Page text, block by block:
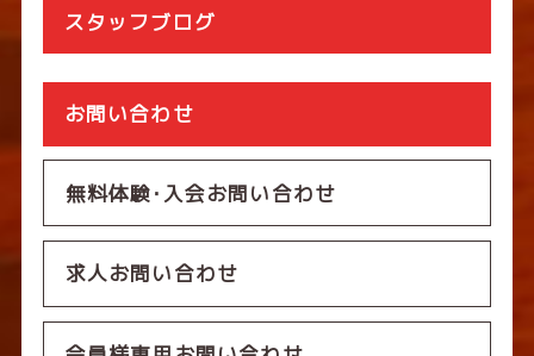
スタッフブログ
お問い合わせ
無料体験･入会お問い合わせ
求人お問い合わせ